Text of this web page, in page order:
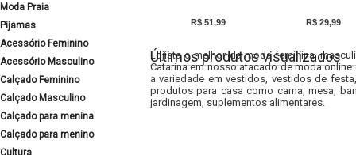
Moda Praia
Pijamas
Acessório Feminino
Acessório Masculino
Calçado Feminino
Calçado Masculino
Calçado para menina
Calçado para menino
Cultura
R$ 51,99 R$ 29,99
Últimos produtos visualizados
Lojista o melhor da moda feminina,
Catarina em nosso atacado de moda
a variedade em vestidos, vestidos de
produtos para casa como cama, mesa,
jardinagem, suplementos alimentares.